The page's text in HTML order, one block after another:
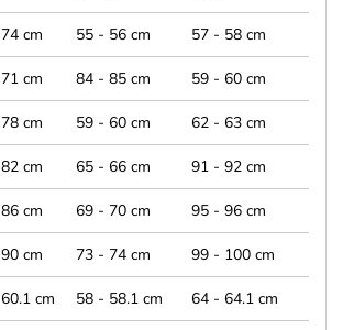
cm 55 - 56 cm 57 - 58 cm
cm 84 - 85 cm 59 - 60 cm
cm 59 - 60 cm 62 - 63 cm
cm 65 - 66 cm 91 - 92 cm
cm 69 - 70 cm 95 - 96 cm
cm 73 - 74 cm 99 - 100 cm
cm 58 - 58.1 cm 64 - 64.1 cm